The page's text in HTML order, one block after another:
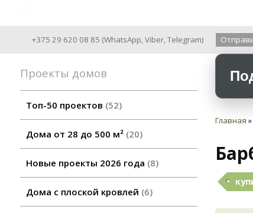
+375 29 620 08 85 (WhatsApp,Viber,Telegram)
Проекты домов
Топ-50 проектов 52
Дома от 28 до 500 м² 20
Новые проекты 2026 года 8
Дома с плоской кровлей 6
Главная »